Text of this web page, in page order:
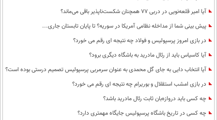
آیا امیر قلعه‌نویی در دربی 77 همچنان شکست‌ناپذیر باقی می‌ماند؟
پیش بینی شما از مداخله نظامی آمریکا در سوریه؟ تا پایان تابستان جاری...
در بازی امروز پرسپولیس و فولاد چه نتیجه ای رقم می خورد؟
آیا کاسیاس باید از رئال مادرید به باشگاه دیگری برود؟
آیا انتخاب دایی به جای گل محمدی به عنوان سرمربی پرسپولیس تصمیم درستی بوده است؟
در بازی امشب استقلال و بوریرام چه نتیجه ای رقم می خورد؟
چه کسی باید دروازه‌بان ثابت رئال مادرید باشد؟
چه کسی در تاریخ باشگاه پرسپولیس جایگاه مهمتری دارد؟